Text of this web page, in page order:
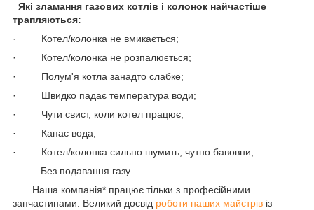
Які зламання газових котлів і колонок найчастіше
трапляються:
· Котел/колонка не вмикається;
· Котел/колонка не розпалюється;
· Полум'я котла занадто слабке;
· Швидко падає температура води;
· Чути свист, коли котел працює;
· Капає вода;
· Котел/колонка сильно шумить, чутно бавовни;
Без подавання газу
Наша компанія* працює тільки з професійними
запчастинами. Великий досвід роботи наших майстрів із